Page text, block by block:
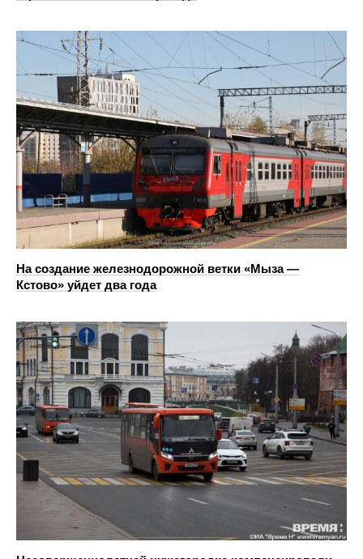
На создание железнодорожной ветки «Мыза —
Кстово» уйдет два года